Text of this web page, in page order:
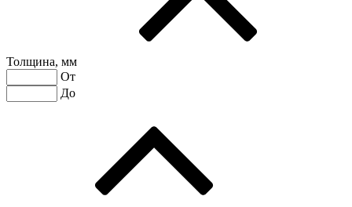
Толщина, мм
От
До